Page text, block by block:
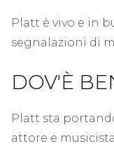
Platt è vivo e in
segnalazioni di
DOV'È
Platt sta
attore e